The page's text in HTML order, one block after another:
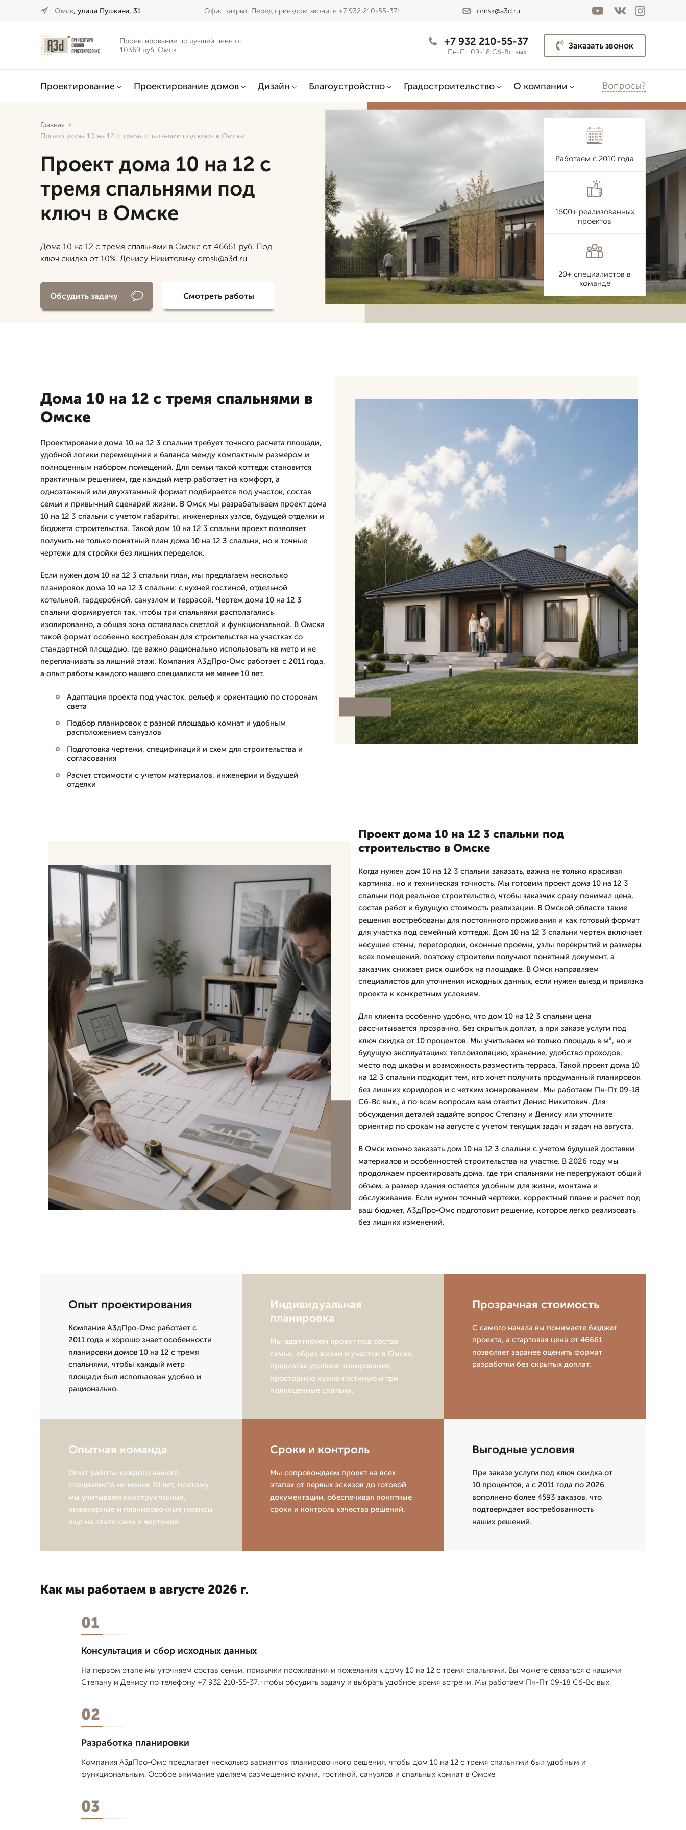
Омск, улица Пушкина, 31 Офис закрыт. Перед приездом звоните +7 932 210-55-37! omsk@a3d.ru
Проектирование по лучшей цене от
10369 руб. Омск
+7 932 210-55-37
Пн-Пт 09-18 Сб-Вс вых.
Заказать звонок
Проектирование Проектирование домов Дизайн Благоустройство Градостроительство О компании Вопросы?
Главная
Проект дома 10 на 12 с тремя спальнями под ключ в Омске
Проект дома 10 на 12 с
тремя спальнями под
ключ в Омске
Дома 10 на 12 с тремя спальнями в Омске от 46661 руб. Под
ключ скидка от 10%. Денису Никитовичу omsk@a3d.ru
Обсудить задачу Смотреть работы
Работаем с 2010 года
1500+ реализованных
проектов
20+ специалистов в
команде
Дома 10 на 12 с тремя спальнями в
Омске
Проектирование дома 10 на 12 3 спальни требует точного расчета площади,
удобной логики перемещения и баланса между компактным размером и
полноценным набором помещений. Для семьи такой коттедж становится
практичным решением, где каждый метр работает на комфорт, а
одноэтажный или двухэтажный формат подбирается под участок, состав
семьи и привычный сценарий жизни. В Омск мы разрабатываем проект дома
10 на 12 3 спальни с учетом габариты, инженерных узлов, будущей отделки и
бюджета строительства. Такой дом 10 на 12 3 спальни проект позволяет
получить не только понятный план дома 10 на 12 3 спальни, но и точные
чертежи для стройки без лишних переделок.
Если нужен дом 10 на 12 3 спальни план, мы предлагаем несколько
планировок дома 10 на 12 3 спальни: с кухней гостиной, отдельной
котельной, гардеробной, санузлом и террасой. Чертеж дома 10 на 12 3
спальни формируется так, чтобы три спальнями располагались
изолированно, а общая зона оставалась светлой и функциональной. В Омска
такой формат особенно востребован для строительства на участках со
стандартной площадью, где важно рационально использовать кв метр и не
переплачивать за лишний этаж. Компания А3дПро-Омс работает с 2011 года,
а опыт работы каждого нашего специалиста не менее 10 лет.
Адаптация проекта под участок, рельеф и ориентацию по сторонам
света
Подбор планировок с разной площадью комнат и удобным
расположением санузлов
Подготовка чертежи, спецификаций и схем для строительства и
согласования
Расчет стоимости с учетом материалов, инженерии и будущей
отделки
Проект дома 10 на 12 3 спальни под
строительство в Омске
Когда нужен дом 10 на 12 3 спальни заказать, важна не только красивая
картинка, но и техническая точность. Мы готовим проект дома 10 на 12 3
спальни под реальное строительство, чтобы заказчик сразу понимал цена,
состав работ и будущую стоимость реализации. В Омской области такие
решения востребованы для постоянного проживания и как готовый формат
для участка под семейный коттедж. Дом 10 на 12 3 спальни чертеж включает
несущие стены, перегородки, оконные проемы, узлы перекрытий и размеры
всех помещений, поэтому строители получают понятный документ, а
заказчик снижает риск ошибок на площадке. В Омск направляем
специалистов для уточнения исходных данных, если нужен выезд и привязка
проекта к конкретным условиям.
Для клиента особенно удобно, что дом 10 на 12 3 спальни цена
рассчитывается прозрачно, без скрытых доплат, а при заказе услуги под
ключ скидка от 10 процентов. Мы учитываем не только площадь в м², но и
будущую эксплуатацию: теплоизоляцию, хранение, удобство проходов,
место под шкафы и возможность разместить терраса. Такой проект дома 10
на 12 3 спальни подходит тем, кто хочет получить продуманный планировок
без лишних коридоров и с четким зонированием. Мы работаем Пн-Пт 09-18
Сб-Вс вых., а по всем вопросам вам ответит Денис Никитович. Для
обсуждения деталей задайте вопрос Степану и Денису или уточните
ориентир по срокам на августе с учетом текущих задач и задач на августа.
В Омск можно заказать дом 10 на 12 3 спальни с учетом будущей доставки
материалов и особенностей строительства на участке. В 2026 году мы
продолжаем проектировать дома, где три спальнями не перегружают общий
объем, а размер здания остается удобным для жизни, монтажа и
обслуживания. Если нужен точный чертежи, корректный плане и расчет под
ваш бюджет, А3дПро-Омс подготовит решение, которое легко реализовать
без лишних изменений.
Опыт проектирования
Компания А3дПро-Омс работает с
2011 года и хорошо знает особенности
планировки домов 10 на 12 с тремя
спальнями, чтобы каждый метр
площади был использован удобно и
рационально.
Индивидуальная
планировка
Мы адаптируем проект под состав
семьи, образ жизни и участок в Омске,
предлагая удобное зонирование,
просторную кухню гостиную и три
полноценные спальни.
Прозрачная стоимость
С самого начала вы понимаете бюджет
проекта, а стартовая цена от 46661
позволяет заранее оценить формат
разработки без скрытых доплат.
Опытная команда
Опыт работы каждого нашего
специалиста не менее 10 лет, поэтому
мы учитываем конструктивные,
инженерные и планировочные нюансы
еще на этапе схем и чертежей.
Сроки и контроль
Мы сопровождаем проект на всех
этапах от первых эскизов до готовой
документации, обеспечивая понятные
сроки и контроль качества решений.
Выгодные условия
При заказе услуги под ключ скидка от
10 процентов, а с 2011 года по 2026
вополнено более 4593 заказов, что
подтверждает востребованность
наших решений.
Как мы работаем в августе 2026 г.
01
Консультация и сбор исходных данных
На первом этапе мы уточняем состав семьи, привычки проживания и пожелания к дому 10 на 12 с тремя спальнями. Вы можете связаться с нашими
Степану и Денису по телефону +7 932 210-55-37, чтобы обсудить задачу и выбрать удобное время встречи. Мы работаем Пн-Пт 09-18 Сб-Вс вых.
02
Разработка планировки
Компания А3дПро-Омс предлагает несколько вариантов планировочного решения, чтобы дом 10 на 12 с тремя спальнями был удобным и
функциональным. Особое внимание уделяем размещению кухни, гостиной, санузлов и спальных комнат в Омске
03